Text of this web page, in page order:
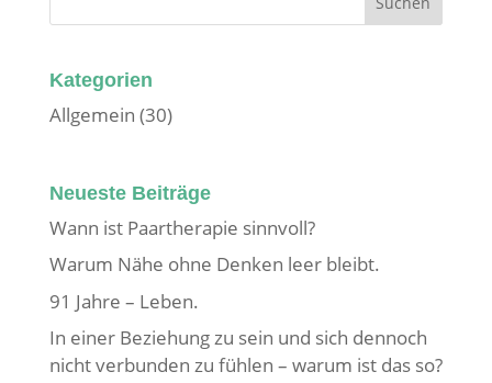
Kategorien
Allgemein (30)
Neueste Beiträge
Wann ist Paartherapie sinnvoll?
Warum Nähe ohne Denken leer bleibt.
91 Jahre – Leben.
In einer Beziehung zu sein und sich dennoch
nicht verbunden zu fühlen – warum ist das so?